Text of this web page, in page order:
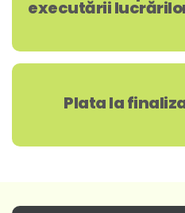
executării
Plata la